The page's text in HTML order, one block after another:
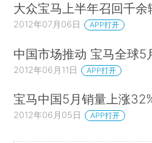
大众宝马上半年召回千余
2012年07月06日 APP打开
中国市场推动 宝马全球5
2012年06月11日 APP打开
宝马中国5月销量上涨
2012年06月05日 APP打开